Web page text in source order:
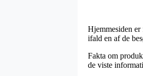
Hjemmesiden
ifald en af de
Fakta om
de viste